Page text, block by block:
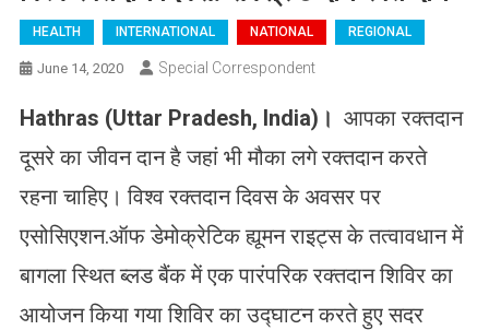
HEALTH INTERNATIONAL NATIONAL REGIONAL
June 14, 2020 Special Correspondent
Hathras (Uttar Pradesh, India)। आपका रक्तदान
दूसरे का जीवन दान है जहां भी मौका लगे रक्तदान करते
रहना चाहिए। विश्व रक्तदान दिवस के अवसर पर
एसोसिएशन.ऑफ डेमोक्रेटिक ह्यूमन राइट्स के तत्वावधान में
बागला स्थित ब्लड बैंक में एक पारंपरिक रक्तदान शिविर का
आयोजन किया गया शिविर का उद्घाटन करते हुए सदर